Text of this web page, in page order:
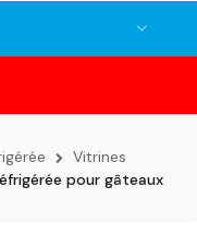
Vitrines
pour gâteaux